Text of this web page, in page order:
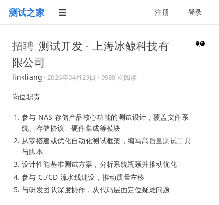
测试之家 注册 登录
招聘 测试开发 - 上海冰鲸科技有
限公司
linkliang ·2026年04月29日 · 9989 次阅读
岗位职责
参与 NAS 存储产品核心功能的测试设计，覆盖文件系
统、存储协议、硬件集成等模块
从零搭建或优化自动化测试框架，编写高质量测试工具
与脚本
设计性能基准测试方案，分析系统瓶颈并推动优化
参与 CI/CD 流水线建设，推动质量左移
与研发团队深度协作，从代码层面定位疑难问题